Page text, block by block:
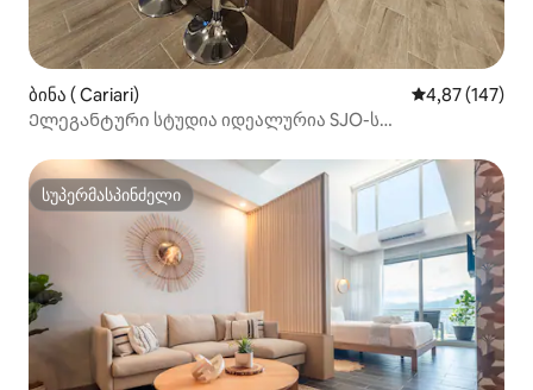
ბინა ( Cariari) საშუალო
4,87 (147)
Ელეგანტური სტუდია იდეალურია SJO-ს
სუპერმასპინძელი
სუპერმასპინძელი